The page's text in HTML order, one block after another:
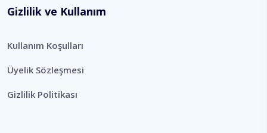
Gizlilik ve Kullanım
Kullanım Koşulları
Üyelik Sözleşmesi
Gizlilik Politikası